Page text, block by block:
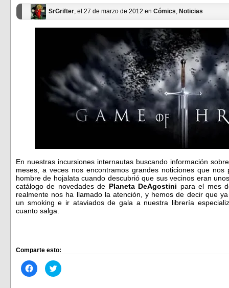
SrGrifter, el 27 de marzo de 2012 en Cómics, Noticias
En nuestras incursiones internautas buscando información
meses, a veces nos encontramos grandes noticiones que
hombre de hojalata cuando descubrió que sus vecinos eran
catálogo de novedades de Planeta DeAgostini para el mes
realmente nos ha llamado la atención, y hemos de decir que
un smoking e ir ataviados de gala a nuestra librería
cuanto salga.
Comparte esto:
Haz
clic
Haz
clic